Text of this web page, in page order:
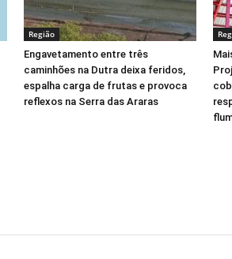
Região
Engavetamento entre três
caminhões na Dutra deixa feridos,
espalha carga de frutas e provoca
reflexos na Serra das Araras